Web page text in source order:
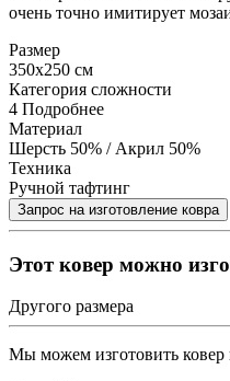
очень точно имитирует
Размер
350x250 см
Категория сложности
4 Подробнее
Материал
Шерсть 50% / Акрил 50%
Техника
Ручной тафтинг
Этот ковер можно
Другого размера
Мы можем изготовить ковер